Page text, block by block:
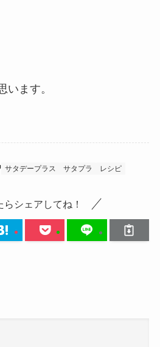
います。
サタデープラス サタプラ レシピ
らシェアしてね！